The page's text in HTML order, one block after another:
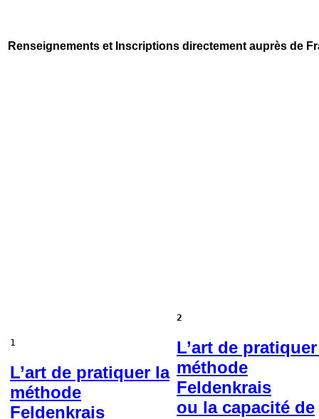
Renseignements et Inscriptions directement auprès de
1
L’art de pratiquer la
méthode
Feldenkrais
2
L’art de
méthode
Feldenkrais
ou la capacité de